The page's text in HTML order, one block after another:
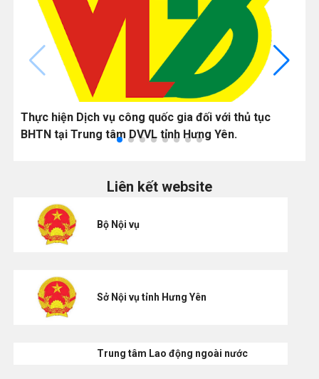
Thực hiện Dịch vụ công quốc gia đối với thủ tục
BHTN tại Trung tâm DVVL tỉnh Hưng Yên.
Liên kết website
Bộ Nội vụ
Sở Nội vụ tỉnh Hưng Yên
Trung tâm Lao động ngoài nước